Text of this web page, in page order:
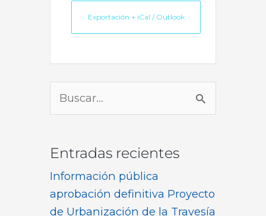
Exportación + iCal / Outlook
Buscar
por:
Entradas recientes
Información pública
aprobación definitiva Proyecto
de Urbanización de la Travesía